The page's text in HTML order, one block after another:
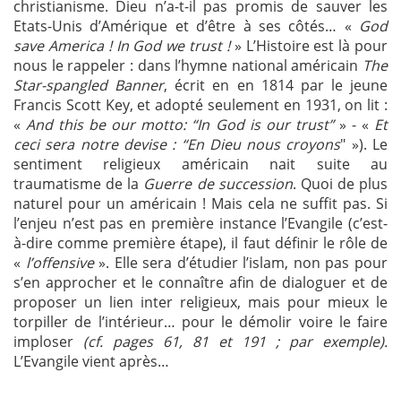
christianisme. Dieu n’a-t-il pas promis de sauver les
Etats-Unis d’Amérique et d’être à ses côtés… « God
save America ! In God we trust !» L’Histoire est là pour
nous le rappeler : dans l’hymne national américain The
Star-spangled Banner, écrit en en 1814 par le jeune
Francis Scott Key, et adopté seulement en 1931, on lit :
«And this be our motto: “In God is our trust”» - « Et
ceci sera notre devise : “En Dieu nous croyons" »). Le
sentiment religieux américain nait suite au
traumatisme de la Guerre de succession. Quoi de plus
naturel pour un américain ! Mais cela ne suffit pas. Si
l’enjeu n’est pas en première instance l’Evangile (c’est-
à-dire comme première étape), il faut définir le rôle de
« l’offensive». Elle sera d’étudier l’islam, non pas pour
s’en approcher et le connaître afin de dialoguer et de
proposer un lien inter religieux, mais pour mieux le
torpiller de l’intérieur… pour le démolir voire le faire
imploser (cf. pages 61, 81 et 191 ; par exemple).
L’Evangile vient après…